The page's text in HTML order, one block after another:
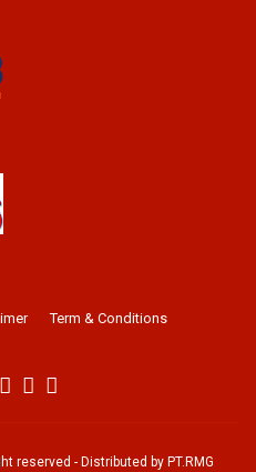
Term & Conditions
reserved - Distributed by PT.RMG